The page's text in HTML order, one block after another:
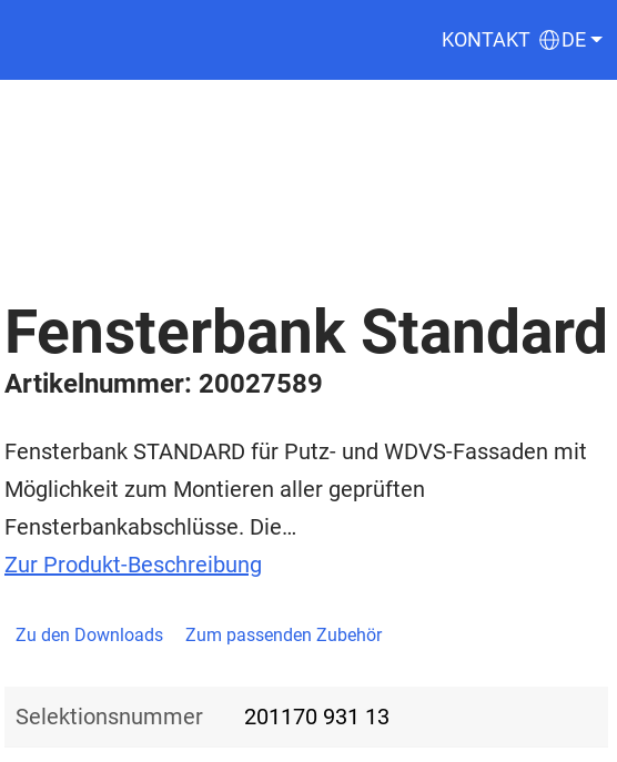
KONTAKT DE
Fensterbank Standard
Artikelnummer: 20027589
Fensterbank STANDARD für Putz- und WDVS-Fassaden mit
Möglichkeit zum Montieren aller geprüften
Fensterbankabschlüsse. Die…
Zur Produkt-Beschreibung
Zu den Downloads Zum passenden Zubehör
Selektionsnummer 201170 931 13